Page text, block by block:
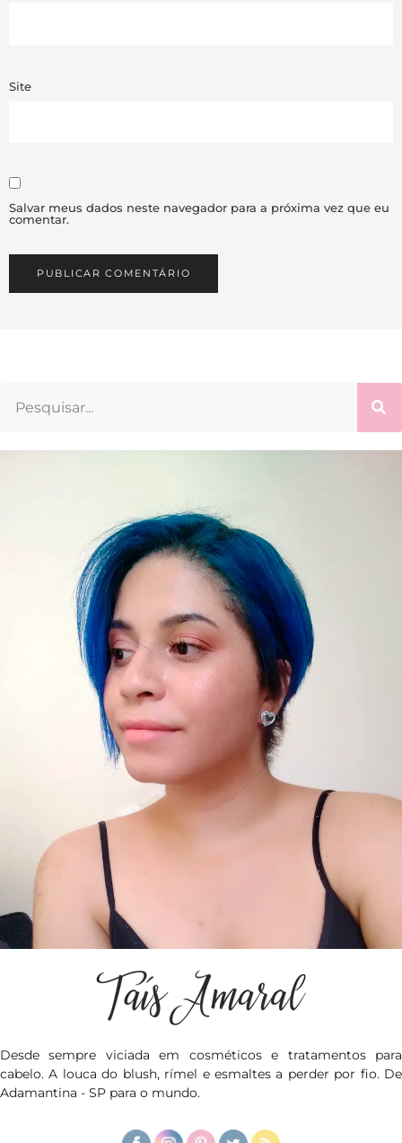
Site
Salvar meus dados neste navegador para a próxima vez que eu
comentar.
Desde sempre viciada em cosméticos e tratamentos para
cabelo. A louca do blush, rímel e esmaltes a perder por fio. De
Adamantina - SP para o mundo.